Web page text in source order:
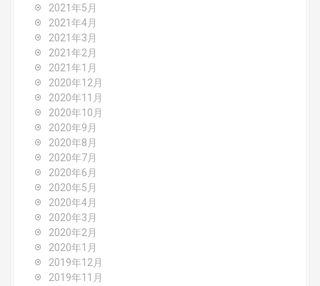
2021年5月
2021年4月
2021年3月
2021年2月
2021年1月
2020年12月
2020年11月
2020年10月
2020年9月
2020年8月
2020年7月
2020年6月
2020年5月
2020年4月
2020年3月
2020年2月
2020年1月
2019年12月
2019年11月